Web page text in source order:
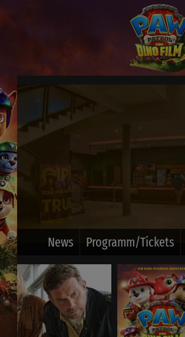
News Programm/Tickets